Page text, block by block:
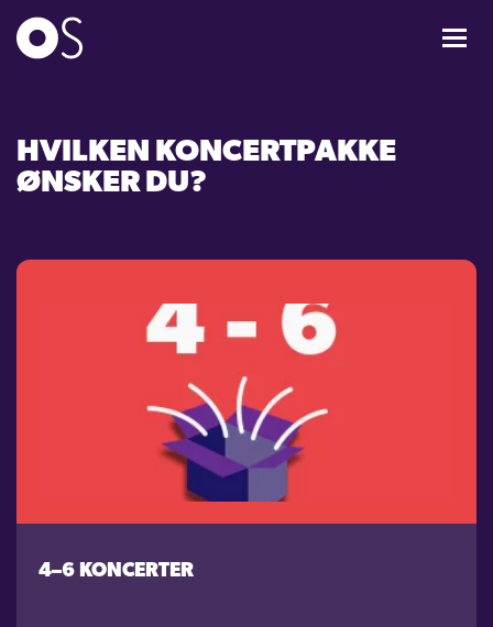
MIXPAKKER
GAVEKORT
CARL NIELSEN INTERNATIONAL COMPETITION
HVILKEN KONCERTPAKKE
ØNSKER DU?
4–6 KONCERTER